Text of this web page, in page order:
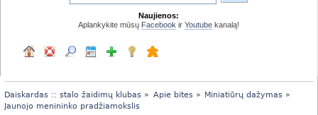
Naujienos:
Aplankykite mūsų Facebook irYoutube kanalą!
Daiskardas :: stalo žaidimų klubas » Apie bites» Miniatiūrų dažymas »
Jaunojo menininko pradžiamokslis